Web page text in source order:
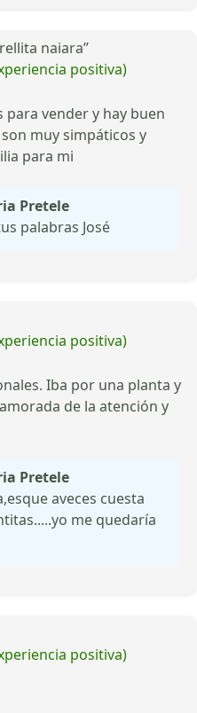
naiara”
positiva)
vender y hay buen
muy simpáticos y
para mi
Pretele
palabras José
positiva)
Iba por una planta y
de la atención y
Pretele
aveces cuesta
me quedaría
positiva)